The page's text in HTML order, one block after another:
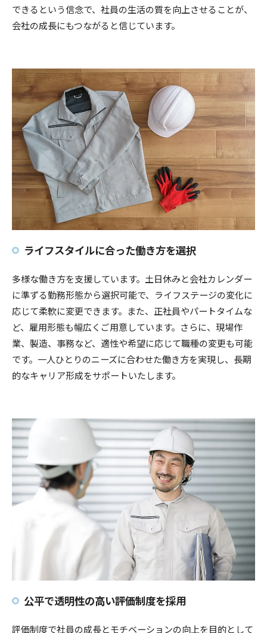
できるという信念で、社員の生活の質を向上させることが、
会社の成長にもつながると信じています。
ライフスタイルに合った働き方を選択
多様な働き方を支援しています。土日休みと会社カレンダー
に準ずる勤務形態から選択可能で、ライフステージの変化に
応じて柔軟に変更できます。また、正社員やパートタイムな
ど、雇用形態も幅広くご用意しています。さらに、現場作
業、製造、事務など、適性や希望に応じて職種の変更も可能
です。一人ひとりのニーズに合わせた働き方を実現し、長期
的なキャリア形成をサポートいたします。
公平で透明性の高い評価制度を採用
評価制度で社員の成長とモチベーションの向上を目的として